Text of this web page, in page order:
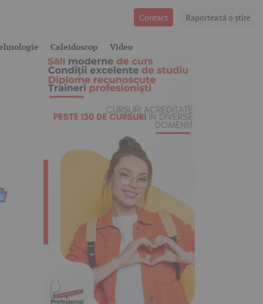
Contact Raportează o ştire
Caleidoscop Video